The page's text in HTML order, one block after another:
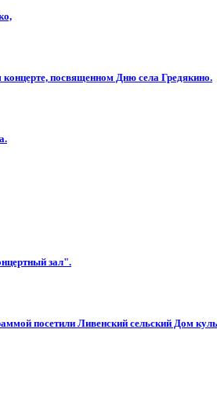
посвященном Дню села Гредякино.
зал".
посетили Ливенский сельский Дом